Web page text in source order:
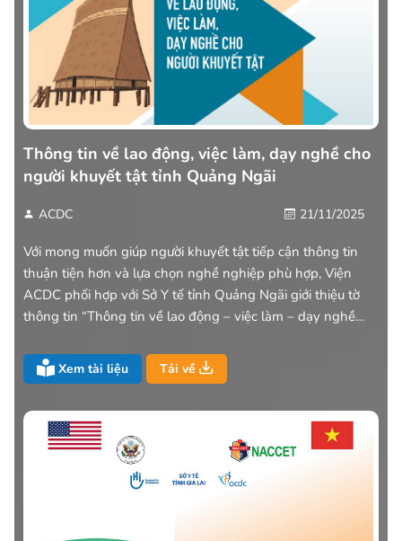
Thông tin về lao động, việc làm, dạy nghề cho
người khuyết tật tỉnh Quảng Ngãi
ACDC 21/11/2025
Với mong muốn giúp người khuyết tật tiếp cận thông tin
thuận tiện hơn và lựa chọn nghề nghiệp phù hợp, Viện
ACDC phối hợp với Sở Y tế tỉnh Quảng Ngãi giới thiệu tờ
thông tin “Thông tin về lao động – việc làm – dạy nghề
dựng từ khảo sát thực tế tại cộng đồng và nhu cầu của
chính người khuyết tật trên địa bàn.
Xem tài liệu Tải về